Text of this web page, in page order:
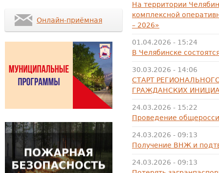
На территории
комплексной
– 2026»
01.04.2026 - 15:24
В Челябинске
30.03.2026 - 14:06
СТАРТ
ГРАЖДАНСКИХ
24.03.2026 - 15:22
Проведение
24.03.2026 - 09:13
Получение ВНЖ и
24.03.2026 - 09:13
Онлайн-приёмная